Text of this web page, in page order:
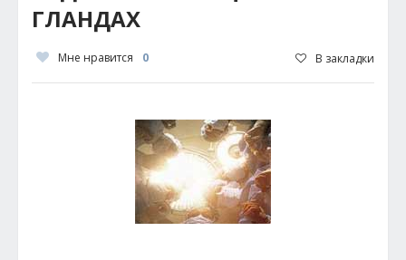
ГЛАНДАХ
Мне нравится 0 В закладки